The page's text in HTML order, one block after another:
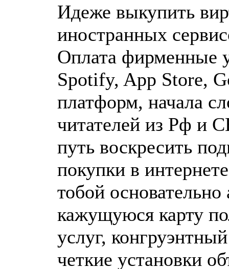
Идеже выкупить
иностранных
Оплата фирменные
Spotify, App Store,
платформ, начала
читателей из Рф и
путь воскресить
покупки в
тобой
кажущуюся карту
услуг,
четкие установки